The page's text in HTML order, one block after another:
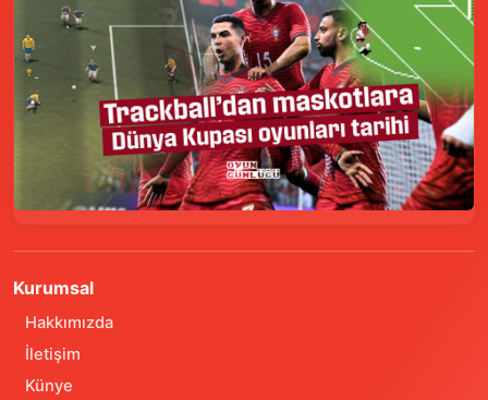
Kurumsal
Hakkımızda
İletişim
Künye